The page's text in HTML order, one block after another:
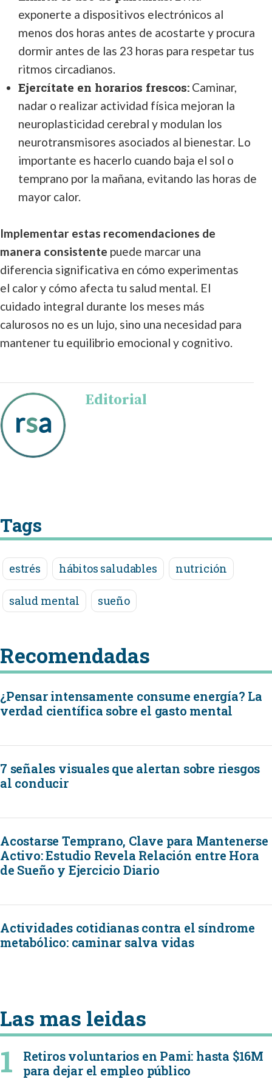
exponerte a dispositivos electrónicos al
menos dos horas antes de acostarte y procura
dormir antes de las 23 horas para respetar tus
ritmos circadianos.
Ejercítate en horarios frescos: Caminar,
nadar o realizar actividad física mejoran la
neuroplasticidad cerebral y modulan los
neurotransmisores asociados al bienestar. Lo
importante es hacerlo cuando baja el sol o
temprano por la mañana, evitando las horas de
mayor calor.
Implementar estas recomendaciones de
manera consistente puede marcar una
diferencia significativa en cómo experimentas
el calor y cómo afecta tu salud mental. El
cuidado integral durante los meses más
calurosos no es un lujo, sino una necesidad para
mantener tu equilibrio emocional y cognitivo.
Editorial
Tags
estrés hábitos saludables nutrición
salud mental sueño
Recomendadas
¿Pensar intensamente consume energía? La
verdad científica sobre el gasto mental
7 señales visuales que alertan sobre riesgos
al conducir
Acostarse Temprano, Clave para Mantenerse
Activo: Estudio Revela Relación entre Hora
de Sueño y Ejercicio Diario
Actividades cotidianas contra el síndrome
metabólico: caminar salva vidas
Las mas leidas
Retiros voluntarios en Pami: hasta $16M
para dejar el empleo público